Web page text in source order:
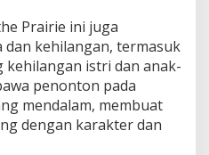
Prairie ini juga
dan kehilangan, termasuk
kehilangan istri dan anak-
penonton pada
mendalam, membuat
dengan karakter dan